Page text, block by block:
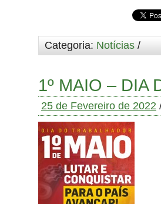
Categoria: Notícias /
1º MAIO – DIA
25 de Fevereiro de 2022